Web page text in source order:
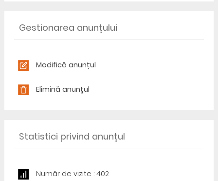
Gestionarea anunțului
Modifică anunțul
Elimină anunțul
Statistici privind anunțul
Număr de vizite : 402